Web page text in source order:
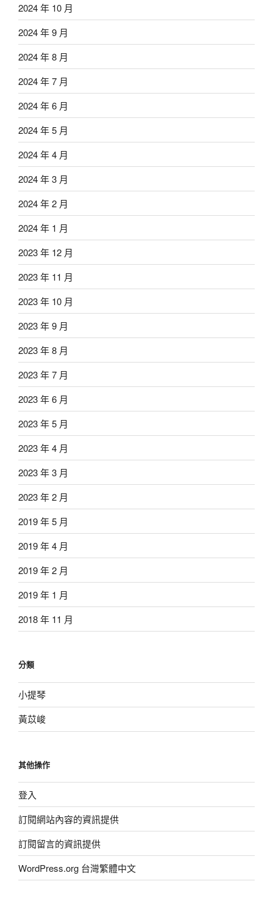
2024 年 10 月
2024 年 9 月
2024 年 8 月
2024 年 7 月
2024 年 6 月
2024 年 5 月
2024 年 4 月
2024 年 3 月
2024 年 2 月
2024 年 1 月
2023 年 12 月
2023 年 11 月
2023 年 10 月
2023 年 9 月
2023 年 8 月
2023 年 7 月
2023 年 6 月
2023 年 5 月
2023 年 4 月
2023 年 3 月
2023 年 2 月
2019 年 5 月
2019 年 4 月
2019 年 2 月
2019 年 1 月
2018 年 11 月
分類
小提琴
黃苡峻
其他操作
登入
訂閱網站內容的資訊提供
訂閱留言的資訊提供
WordPress.org 台灣繁體中文